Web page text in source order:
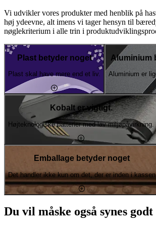
Vi udvikler vores produkter med henblik på
høj ydeevne, alt imens vi tager hensyn til
nøglekriterium i alle trin i
Plast betyder noget
Plast skal have mere end et liv.
Aluminium
Aluminium er
Kobalt er vigtigt.
Højteknologiske batterier med lav miljøpåvirkning.
Emballage betyder noget
Det handler ikke kun om det, der er inden i kassen
Du vil måske også synes godt